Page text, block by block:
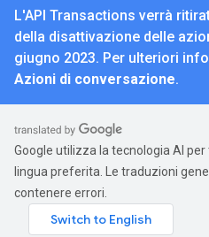
L'API Transactions verrà
della disattivazione delle
giugno 2023. Per ulteriori
Azioni di conversazione.
Google utilizza la tecnologia AI
lingua preferita. Le traduzioni
contenere errori.